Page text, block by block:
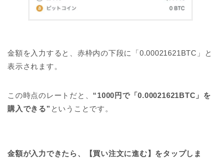
金額を入力すると、赤枠内の下段に「0.00021621BTC」と
表示されます。
この時点のレートだと、 “1000円で「0.00021621BTC」を
購入できる” ということです。
金額が入力できたら、【買い注文に進む】をタップしま